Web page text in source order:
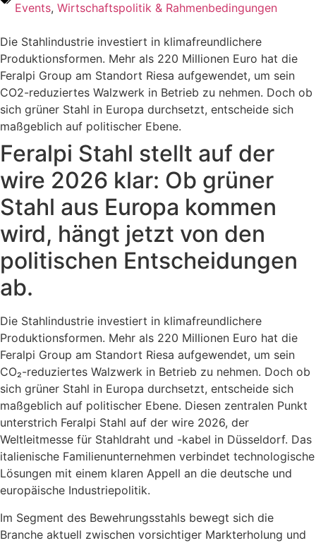
Events, Wirtschaftspolitik & Rahmenbedingungen
Die Stahlindustrie investiert in klimafreundlichere
Produktionsformen. Mehr als 220 Millionen Euro hat die
Feralpi Group am Standort Riesa aufgewendet, um sein
CO2-reduziertes Walzwerk in Betrieb zu nehmen. Doch ob
sich grüner Stahl in Europa durchsetzt, entscheide sich
maßgeblich auf politischer Ebene.
Feralpi Stahl stellt auf der
wire 2026 klar: Ob grüner
Stahl aus Europa kommen
wird, hängt jetzt von den
politischen Entscheidungen
ab.
Die Stahlindustrie investiert in klimafreundlichere
Produktionsformen. Mehr als 220 Millionen Euro hat die
Feralpi Group am Standort Riesa aufgewendet, um sein
CO₂-reduziertes Walzwerk in Betrieb zu nehmen. Doch ob
sich grüner Stahl in Europa durchsetzt, entscheide sich
maßgeblich auf politischer Ebene. Diesen zentralen Punkt
unterstrich Feralpi Stahl auf der wire 2026, der
Weltleitmesse für Stahldraht und -kabel in Düsseldorf. Das
italienische Familienunternehmen verbindet technologische
Lösungen mit einem klaren Appell an die deutsche und
europäische Industriepolitik.
Im Segment des Bewehrungsstahls bewegt sich die
Branche aktuell zwischen vorsichtiger Markterholung und